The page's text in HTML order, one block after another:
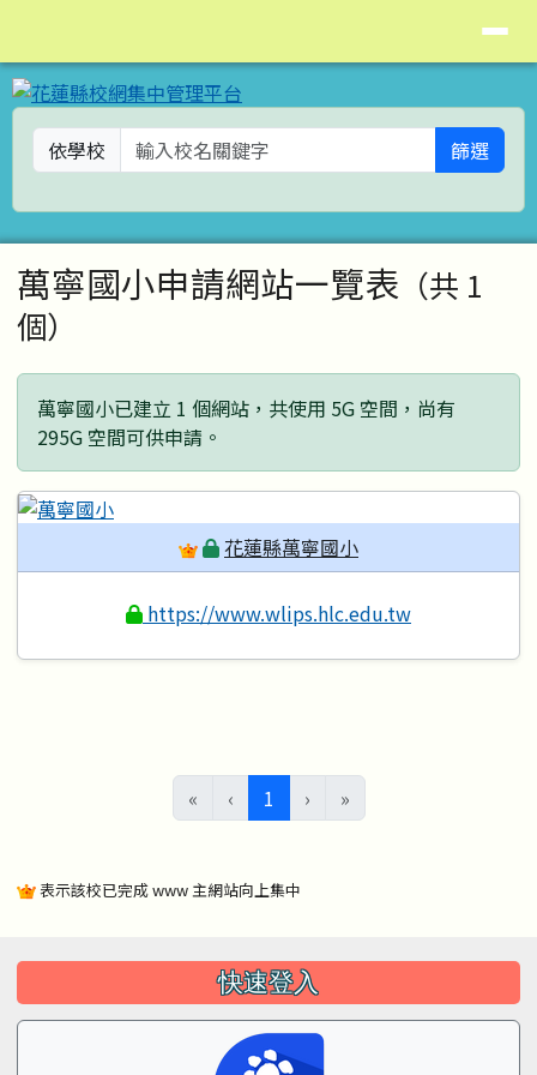
依學校 篩選
主內容區域
萬寧國小申請網站一覽表 （共 1
個）
萬寧國小已建立 1 個網站，共使用 5G 空間，尚有
295G 空間可供申請。
花蓮縣萬寧國小
https://www.wlips.hlc.edu.tw
« ‹ 1 (目前頁次)
› »
表示該校已完成 www 主網站向上集中
左邊區域內容 快速登入
頁尾區域